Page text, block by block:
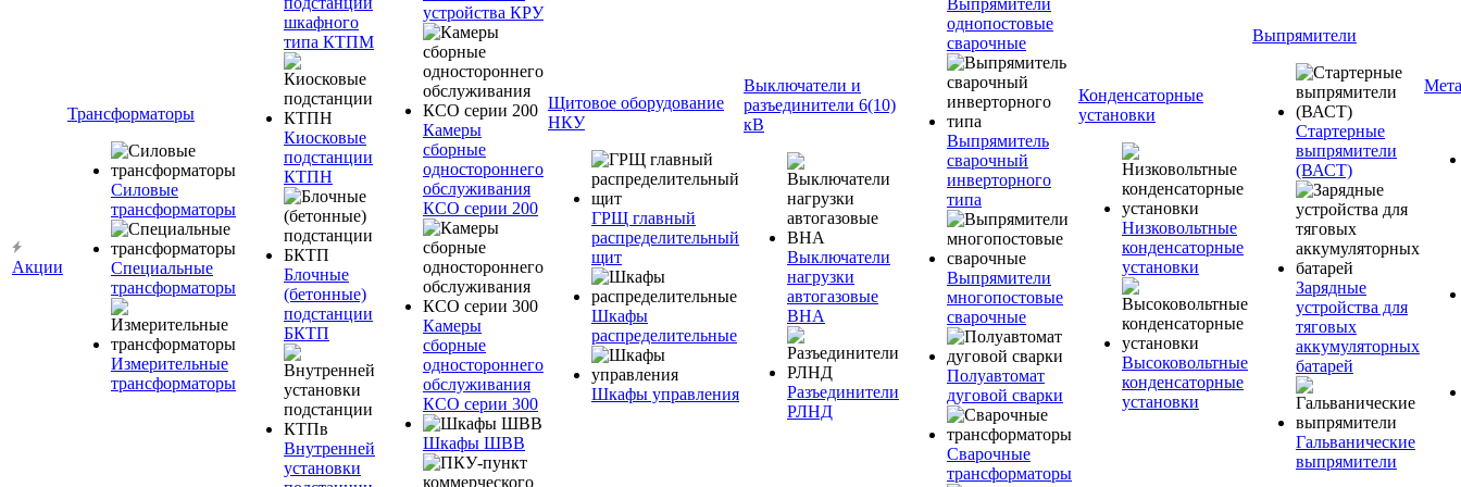
Акции
Трансформаторы
Силовые
трансформаторы
Специальные
трансформаторы
Измерительные
трансформаторы
шкафного
типа КТПМ
Киосковые
подстанции
КТПН
Блочные
(бетонные)
подстанции
БКТП
Внутренней
установки
устройства КРУ
Камеры
сборные
одностороннего
обслуживания
КСО серии 200
Камеры
сборные
одностороннего
обслуживания
КСО серии 300
Шкафы ШВВ
Щитовое оборудование
НКУ
ГРЩ главный
распределительный
щит
Шкафы
распределительные
Шкафы управления
Выключатели и
разъединители 6(10)
кВ
Выключатели
нагрузки
автогазовые
ВНА
Разъединители
РЛНД
Выпрямители
однопостовые
сварочные
Выпрямитель
сварочный
инверторного
типа
Выпрямители
многопостовые
сварочные
Полуавтомат
дуговой сварки
Сварочные
трансформаторы
Конденсаторные
установки
Низковольтные
конденсаторные
установки
Высоковольтные
конденсаторные
установки
Выпрямители
Стартерные
выпрямители
(ВАСТ)
Зарядные
устройства для
тяговых
аккумуляторных
батарей
Гальванические
выпрямители